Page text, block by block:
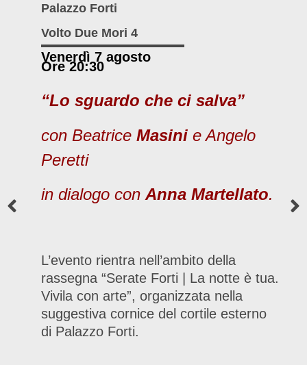
Palazzo Forti
Volto Due Mori 4
Venerdì 7 agosto
Ore 20:30
“Lo sguardo che ci salva”
con Beatrice Masini e Angelo
Peretti
in dialogo con Anna Martellato.
L’evento rientra nell’ambito della
rassegna “Serate Forti | La notte è tua.
Vivila con arte”, organizzata nella
suggestiva cornice del cortile esterno
di Palazzo Forti.